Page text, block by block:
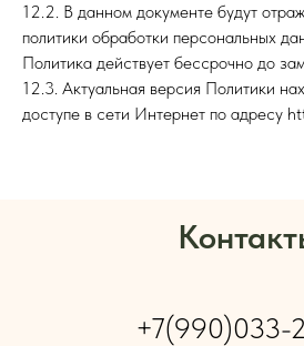
12.2. В данном документе будут
политики обработки персональных
Политика действует бессрочно до
12.3. Актуальная версия Политики
доступе в сети Интернет по адресу
+7(990)033-